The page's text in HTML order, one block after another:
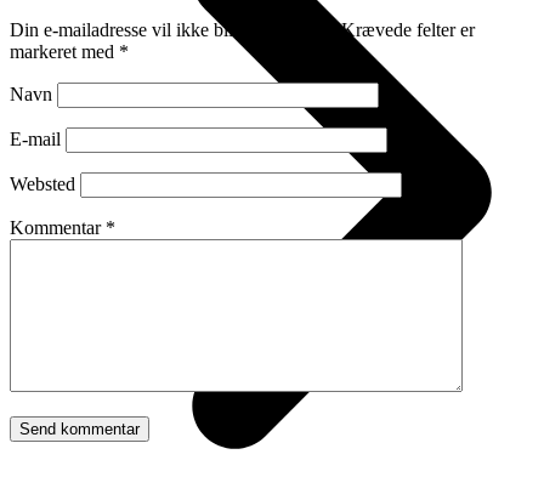
Din e-mailadresse vil ikke blive publiceret.
Krævede felter er
markeret med *
Navn
E-mail
Websted
Kommentar *